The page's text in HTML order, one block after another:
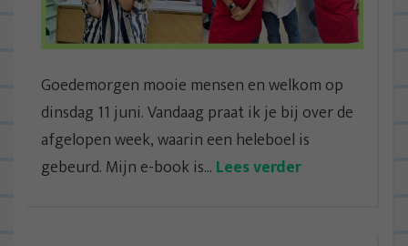
Goedemorgen mooie mensen en welkom op
dinsdag 11 juni. Vandaag praat ik je bij over de
afgelopen week, waarin een heleboel is
gebeurd. Mijn e-book is... Lees verder